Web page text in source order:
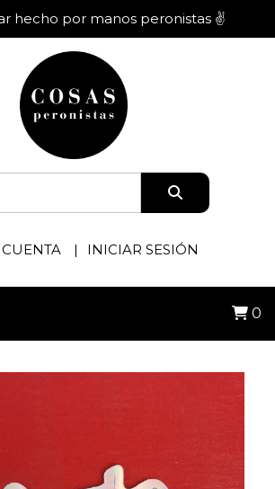
hecho por manos peronistas ✌️
INICIAR SESIÓN
0